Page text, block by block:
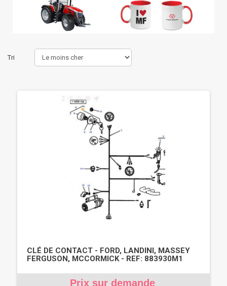
Tri
CLÉ DE CONTACT - FORD, LANDINI, MASSEY
FERGUSON, MCCORMICK - REF: 883930M1
Prix sur demande